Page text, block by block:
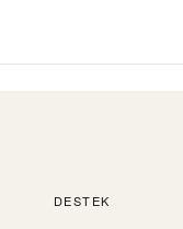
DESTEK